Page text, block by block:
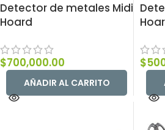
Detector de metales Midi
Hoard
$700,000.00
AÑADIR AL CARRITO
$